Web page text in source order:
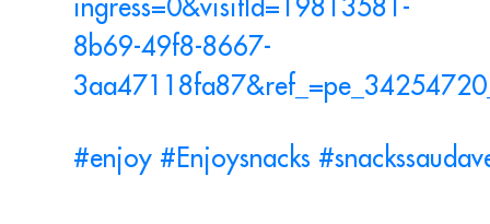
ingress=0&visitId=19813581-
8b69-49f8-8667-
#enjoy #Enjoysnacks